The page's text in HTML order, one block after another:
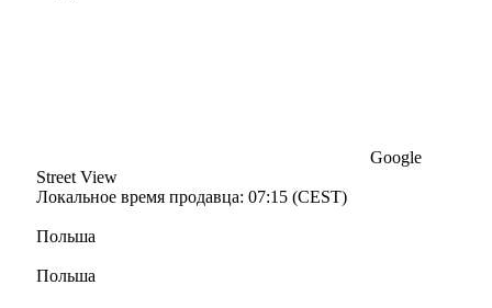
Google
Street View
Локальное время продавца: 07:15 (CEST)
Польша
Польша